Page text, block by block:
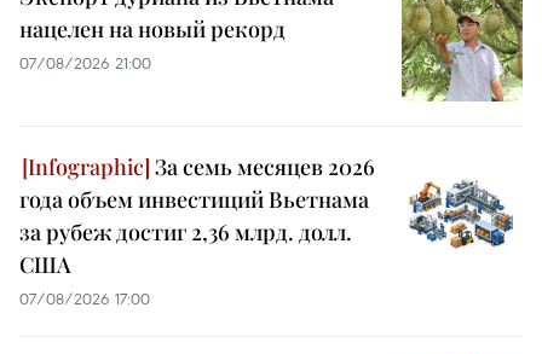
нацелен на новый рекорд
07/08/2026 21:00
За семь месяцев 2026
года объем инвестиций Вьетнама
за рубеж достиг 2,36 млрд. долл.
США
07/08/2026 17:00